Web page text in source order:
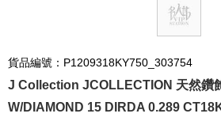
貨品編號：P1209318KY750_303754
J Collection JCOLLECTION 天然鑽
W/DIAMOND 15 DIRDA 0.289